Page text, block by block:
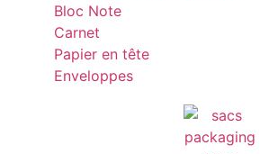
Bloc Note
Carnet
Papier en tête
Enveloppes